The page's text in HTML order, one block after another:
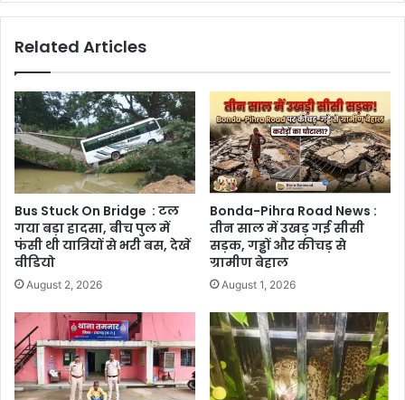
Related Articles
Bus Stuck On Bridge : टल
गया बड़ा हादसा, बीच पुल में
फंसी थी यात्रियों से भरी बस, देखें
वीडियो
August 2, 2026
Bonda-Pihra Road News :
तीन साल में उखड़ गई सीसी
सड़क, गड्ढों और कीचड़ से
ग्रामीण बेहाल
August 1, 2026